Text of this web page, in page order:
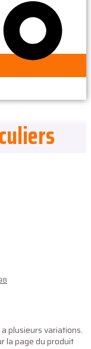
plusieurs variations.
la page du produit